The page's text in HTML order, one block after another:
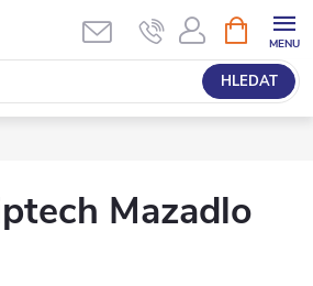
HLEDAT
NÁKUPNÍ
KOŠÍK
Mazadlo